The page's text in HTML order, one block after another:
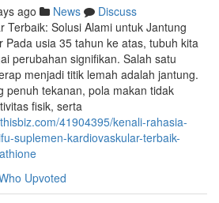
ago News
Discuss
Terbaik: Solusi Alami untuk Jantung
Pada usia 35 tahun ke atas, tubuh kita
perubahan signifikan. Salah satu
menjadi titik lemah adalah jantung.
penuh tekanan, pola makan tidak
fisik, serta
41904395/kenali-rahasia-
suplemen-kardiovaskular-terbaik-
Upvoted